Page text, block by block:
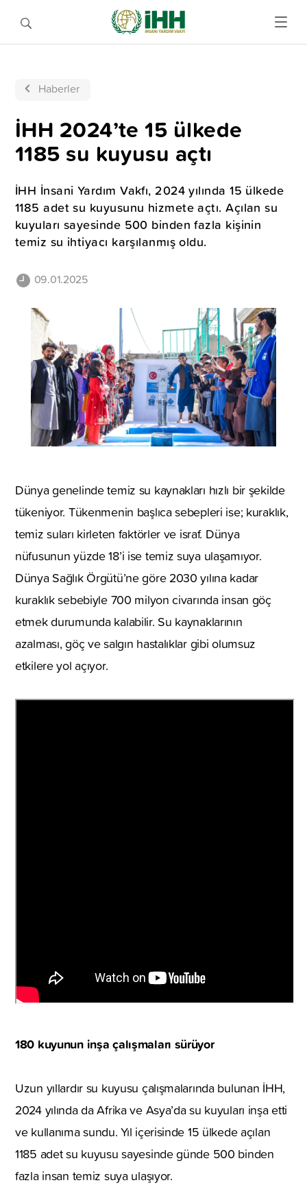
Haberler
İHH 2024’te 15 ülkede
1185 su kuyusu açtı
İHH İnsani Yardım Vakfı, 2024 yılında 15 ülkede
1185 adet su kuyusunu hizmete açtı. Açılan su
kuyuları sayesinde 500 binden fazla kişinin
temiz su ihtiyacı karşılanmış oldu.
09.01.2025
Dünya genelinde temiz su kaynakları hızlı bir şekilde
tükeniyor. Tükenmenin başlıca sebepleri ise; kuraklık,
temiz suları kirleten faktörler ve israf. Dünya
nüfusunun yüzde 18’i ise temiz suya ulaşamıyor.
Dünya Sağlık Örgütü’ne göre 2030 yılına kadar
kuraklık sebebiyle 700 milyon civarında insan göç
etmek durumunda kalabilir. Su kaynaklarının
azalması, göç ve salgın hastalıklar gibi olumsuz
etkilere yol açıyor.
180 kuyunun inşa çalışmaları sürüyor
Uzun yıllardır su kuyusu çalışmalarında bulunan İHH,
2024 yılında da Afrika ve Asya’da su kuyuları inşa etti
ve kullanıma sundu. Yıl içerisinde 15 ülkede açılan
1185 adet su kuyusu sayesinde günde 500 binden
fazla insan temiz suya ulaşıyor.